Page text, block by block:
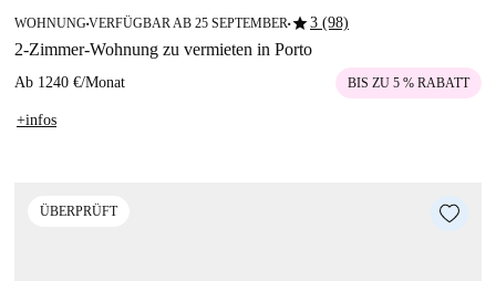
WOHNUNG■VERFÜGBAR AB 25 SEPTEMBER■star3 (98)
2-Zimmer-Wohnung zu vermieten in Porto
Ab 1240 €/Monat BIS ZU 5 % RABATT
+infos
ÜBERPRÜFT